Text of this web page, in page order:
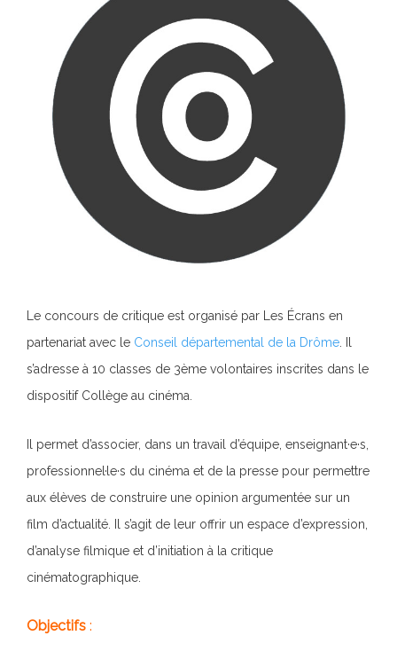
Le concours de critique est organisé par Les Écrans en
partenariat avec le Conseil départemental de la Drôme
s’adresse à 10 classes de 3ème volontaires inscrites dans le
dispositif Collège au cinéma.
Il permet d’associer, dans un travail d’équipe, enseignant·e·s,
professionnel·le·s du cinéma et de la presse pour permettre
aux élèves de construire une opinion argumentée sur un
film d’actualité. Il s’agit de leur offrir un espace d’expression,
d’analyse filmique et d’initiation à la critique
cinématographique.
Objectifs :